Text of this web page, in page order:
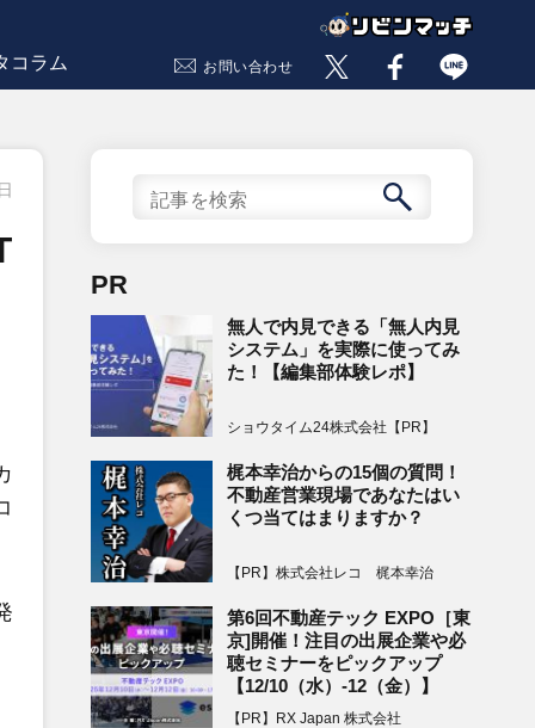
コラム お問い合わせ
PR
無人で内見できる「無人内見
システム」を実際に使ってみ
た！【編集部体験レポ】
ショウタイム24株式会社【PR】
梶本幸治からの15個の質問！
不動産営業現場であなたはい
くつ当てはまりますか？
【PR】株式会社レコ 梶本幸治
第6回不動産テック EXPO［東
京]開催！注目の出展企業や必
聴セミナーをピックアップ
【12/10（水）-12（金）】
【PR】RX Japan 株式会社